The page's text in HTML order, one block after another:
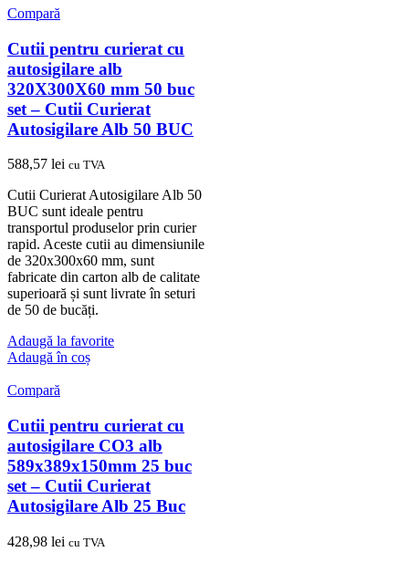
Compară
Cutii pentru curierat cu
autosigilare alb
320X300X60 mm 50 buc
set – Cutii Curierat
Autosigilare Alb 50 BUC
588,57 lei cu TVA
Cutii Curierat Autosigilare Alb 50
BUC sunt ideale pentru
transportul produselor prin curier
rapid. Aceste cutii au dimensiunile
de 320x300x60 mm, sunt
fabricate din carton alb de calitate
superioară și sunt livrate în seturi
de 50 de bucăți.
Adaugă la favorite
Adaugă în coș
Compară
Cutii pentru curierat cu
autosigilare CO3 alb
589x389x150mm 25 buc
set – Cutii Curierat
Autosigilare Alb 25 Buc
428,98 lei cu TVA